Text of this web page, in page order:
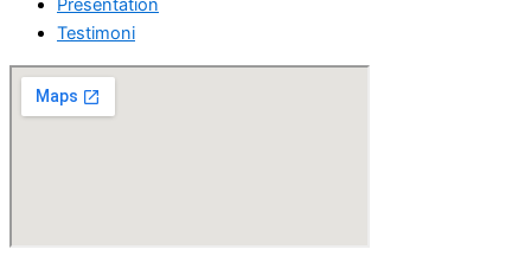
Presentation
Testimoni